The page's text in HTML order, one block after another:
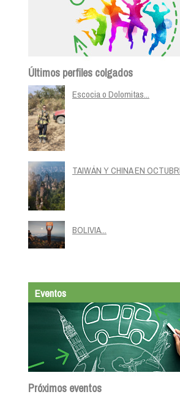
Últimos perfiles colgados
Escocia o Dolomitas...
TAIWÁN Y CHINA EN
BOLIVIA...
Eventos
Próximos eventos